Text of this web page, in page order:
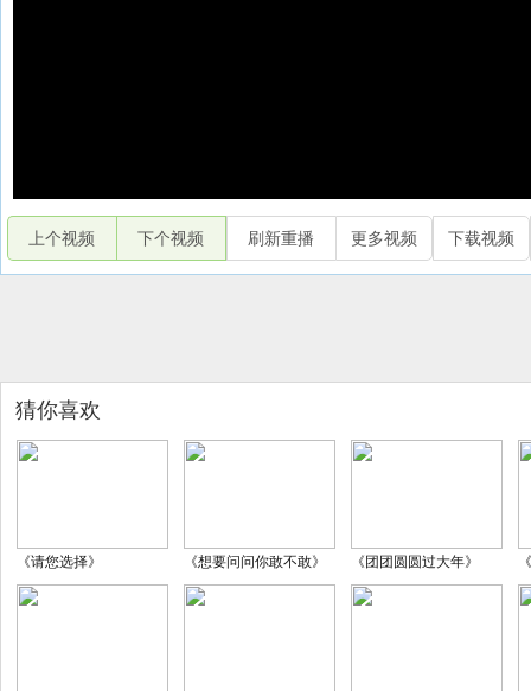
上个视频 下个视频 刷新重播 更多视频 下载视频
猜你喜欢
《请您选择》 《想要问问你敢不敢》 《团团圆圆过大年》